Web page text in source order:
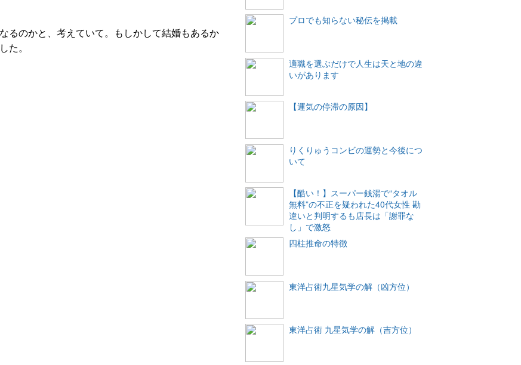
るのかと、考えていて。もしかして結婚もあるか
た。
プロでも知らない秘伝を掲載
適職を選ぶだけで人生は天と地の違
いがあります
【運気の停滞の原因】
りくりゅうコンビの運勢と今後につ
いて
【酷い！】スーパー銭湯で“タオル
無料”の不正を疑われた40代女性 勘
違いと判明するも店長は「謝罪な
し」で激怒
四柱推命の特徴
東洋占術九星気学の解（凶方位）
東洋占術 九星気学の解（吉方位）